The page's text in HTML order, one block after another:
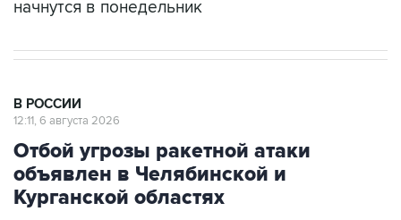
начнутся в понедельник
В РОССИИ
12:11, 6 августа 2026
Отбой угрозы ракетной атаки
объявлен в Челябинской и
Курганской областях